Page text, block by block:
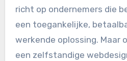
richt op ondernemers die
een toegankelijke,
werkende oplossing. Maar
een zelfstandige